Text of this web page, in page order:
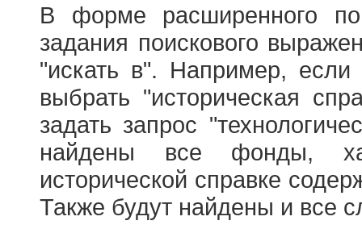
В форме расширенного
задания поискового
"искать в". Например,
выбрать "историческая
задать запрос
найдены все фонды,
исторической справке
Также будут найдены и все